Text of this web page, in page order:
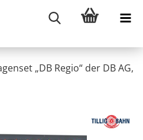
„DB Regio“ der DB AG,